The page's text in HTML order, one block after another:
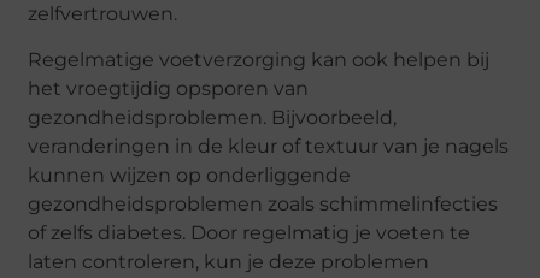
zelfvertrouwen.
Regelmatige voetverzorging kan ook helpen bij
het vroegtijdig opsporen van
gezondheidsproblemen. Bijvoorbeeld,
veranderingen in de kleur of textuur van je nagels
kunnen wijzen op onderliggende
gezondheidsproblemen zoals schimmelinfecties
of zelfs diabetes. Door regelmatig je voeten te
laten controleren, kun je deze problemen